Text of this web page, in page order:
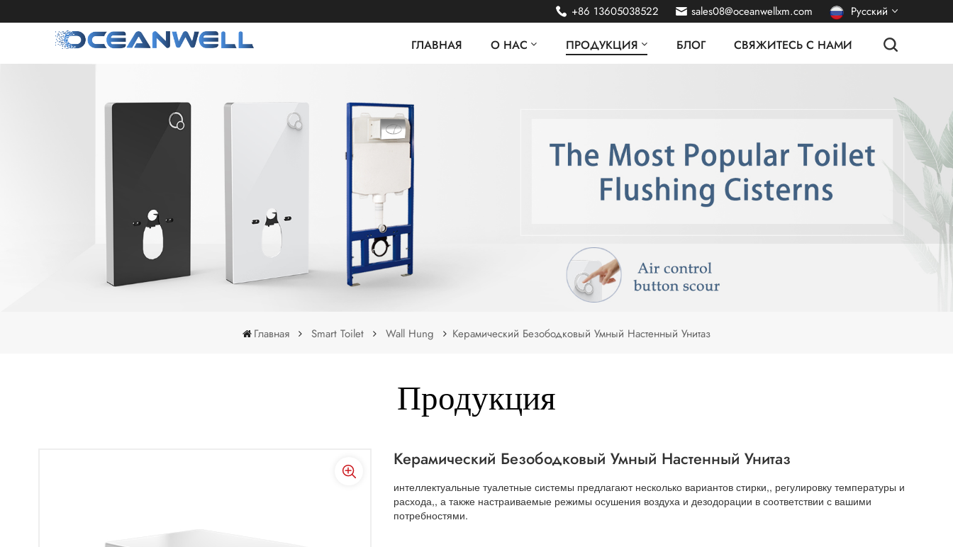
+86 13605038522 sales08@oceanwellxm.com Русский
italiano
español
ГЛАВНАЯ О НАС ПРОДУКЦИЯ БЛОГ СВЯЖИТЕСЬ С НАМИ
Главная Smart Toilet Wall Hung Керамический Безободковый Умный Настенный Унитаз
Продукция
Керамический Безободковый Умный Настенный Унитаз
интеллектуальные туалетные системы предлагают несколько вариантов стирки,, регулировку температуры и
расхода,, а также настраиваемые режимы осушения воздуха и дезодорации в соответствии с вашими
потребностями.